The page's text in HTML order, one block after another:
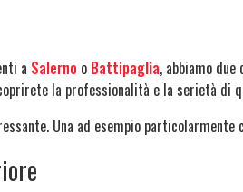
a Salerno o Battipaglia, abbiamo
la professionalità e la serietà di
Una ad esempio particolarmente